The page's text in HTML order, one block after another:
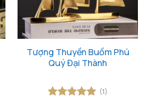
Tượng Thuyền Buồm Phú
Quý Đại Thành
(1)